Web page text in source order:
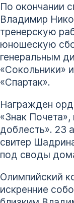
По окончании
Владимир
тренерскую
юношескую
генеральным
«Сокольники»
«Спартак».
Награжден
«Знак
доблесть». 23
свитер
под своды
Олимпийский
искренние